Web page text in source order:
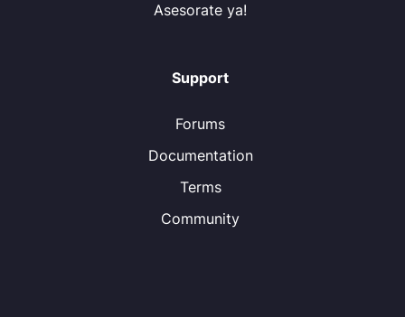
Asesorate ya!
Support
Forums
Documentation
Terms
Community